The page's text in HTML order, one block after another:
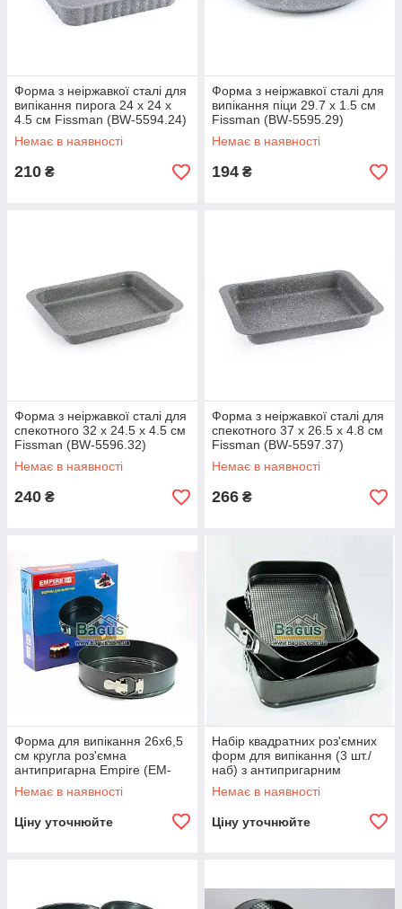
Форма з неіржавкої сталі для
випікання пирога 24 х 24 х
4.5 см Fissman (BW-5594.24)
Немає в наявності
210 ₴
Форма з неіржавкої сталі для
випікання піци 29.7 х 1.5 см
Fissman (BW-5595.29)
Немає в наявності
194 ₴
Форма з неіржавкої сталі для
спекотного 32 х 24.5 х 4.5 см
Fissman (BW-5596.32)
Немає в наявності
240 ₴
Форма з неіржавкої сталі для
спекотного 37 х 26.5 х 4.8 см
Fissman (BW-5597.37)
Немає в наявності
266 ₴
Форма для випікання 26х6,5
см кругла роз'ємна
антипригарна Empire (EM-
9732)
Немає в наявності
Ціну уточнюйте
Набір квадратних роз'ємних
форм для випікання (3 шт./
наб) з антипригарним
покриттям 24,26,28 Empire
EM-9833
Немає в наявності
Ціну уточнюйте